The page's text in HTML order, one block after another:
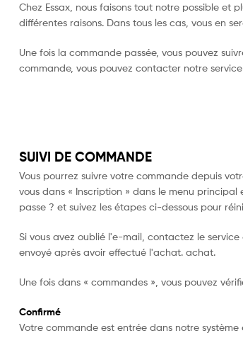
Chez Essax, nous faisons tout notre possible et
différentes raisons. Dans tous les cas, vous en
Une fois la commande passée, vous pouvez
commande, vous pouvez contacter notre
SUIVI DE COMMANDE
Vous pourrez suivre votre commande depuis
vous dans « Inscription » dans le menu
passe ? et suivez les étapes ci-dessous pour
Si vous avez oublié l'e-mail, contactez le service
envoyé après avoir effectué l'achat. achat.
Une fois dans « commandes », vous pouvez
Confirmé
Votre commande est entrée dans notre